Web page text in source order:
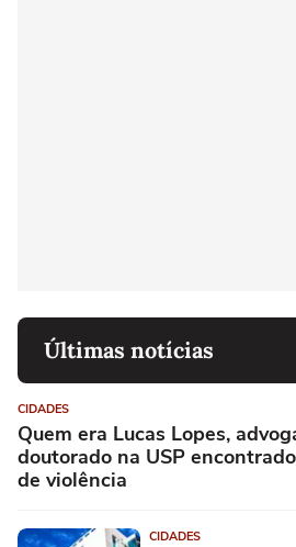
Últimas notícias
CIDADES
Quem era Lucas Lopes,
doutorado na USP
de violência
CIDADES